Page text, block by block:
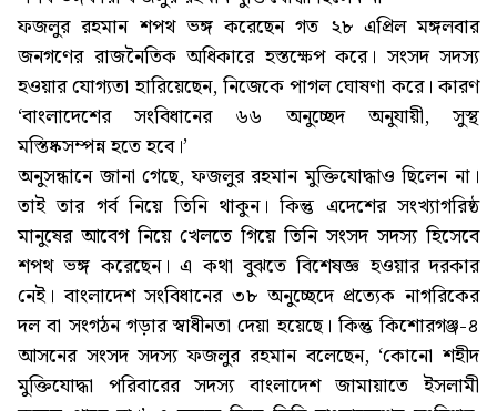
ফজলুর রহমান শপথ ভঙ্গ করেছেন গত ২৮ এপ্রিল মঙ্গলবার
জনগণের রাজনৈতিক অধিকারে হস্তক্ষেপ করে। সংসদ সদস্য
হওয়ার যোগ্যতা হারিয়েছেন, নিজেকে পাগল ঘোষণা করে। কারণ
‘বাংলাদেশের সংবিধানের ৬৬ অনুচ্ছেদ অনুযায়ী, সুস্থ
মস্তিষ্কসম্পন্ন হতে হবে।’
অনুসন্ধানে জানা গেছে, ফজলুর রহমান মুক্তিযোদ্ধাও ছিলেন না।
তাই তার গর্ব নিয়ে তিনি থাকুন। কিন্তু এদেশের সংখ্যাগরিষ্ঠ
মানুষের আবেগ নিয়ে খেলতে গিয়ে তিনি সংসদ সদস্য হিসেবে
শপথ ভঙ্গ করেছেন। এ কথা বুঝতে বিশেষজ্ঞ হওয়ার দরকার
নেই। বাংলাদেশ সংবিধানের ৩৮ অনুচ্ছেদে প্রত্যেক নাগরিকের
দল বা সংগঠন গড়ার স্বাধীনতা দেয়া হয়েছে। কিন্তু কিশোরগঞ্জ-৪
আসনের সংসদ সদস্য ফজলুর রহমান বলেছেন, ‘কোনো শহীদ
মুক্তিযোদ্ধা পরিবারের সদস্য বাংলাদেশ জামায়াতে ইসলামী